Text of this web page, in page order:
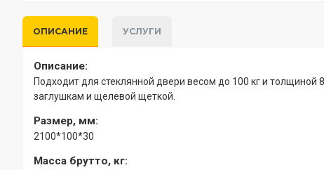
ОПИСАНИЕ УСЛУГИ
Описание:
Подходит для стеклянной двери весом до 100 кг и
заглушкам и щелевой щеткой.
Размер, мм:
2100*100*30
Масса брутто, кг: